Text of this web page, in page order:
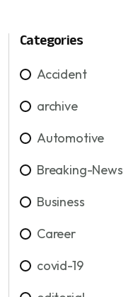
Categories
Accident
archive
Automotive
Breaking-News
Business
Career
covid-19